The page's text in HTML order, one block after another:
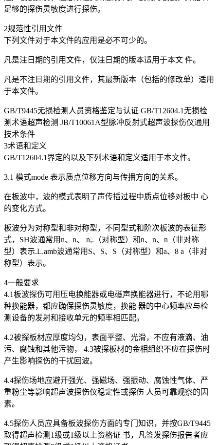
足够的探伤灵敏度进行探伤。
2规范性引用文件
下列文件对于本文件的应用是必不可少的。
凡是注日期的引用文件，仅注日期的版本适用于本文 件。
凡是不注日期的引用文件，其最新版本（包括的修改单）适用
于本文件。
GB/T9445无损检测人员资格鉴定与认证 GB/T12604.1无损检
测术语超声检测 JB/T10061A型脉冲反射式超声波探伤仪通用
技术条件
3术语和定义
GB/T12604.1界定的以及下列术语和定义适用于本文件。
3.1 模式mode 表示质点位移方向与传播方向的关系。
在板波中，波的模式表明了声传插过程中质点位移对板中 心
的变化方式。
板波分为对称型和非对称型，不同型式和阶次板波的表征形
式，SH波通常用n、n、 n,.（对称型）和n、n、n（非对称
型）表示.L.amb波通常用S、S、S（对称型）和a、8 a（非对
称型）表示。
4一般要求
4.1板波探伤可用压电换能器或电磁声换能器进行，不论用哪
种换能器，都应确保探伤灵敏度，换能 器的中心频率应与检
测设备的发射和接收单元的频率相匹配。
4.2被探板材应厚度均匀，表面平整、光滑，不应有液滴、油
污、腐蚀和其他污物， 4.3被探板材的金相组织不应在探伤时
产生影响探伤的干扰回波。
4.4探伤场地应避开强光、强磁场、强振动、腐蚀性气体、严
重粉尘等影响超声波探伤仪稳定性或探伤 人员可靠观察的因
素。
4.5探伤人员应具备板波探伤方面的专门知识，并按GB/T9445
取得超声检测1级或1级以上资格证 书，凡签发探伤报告者应